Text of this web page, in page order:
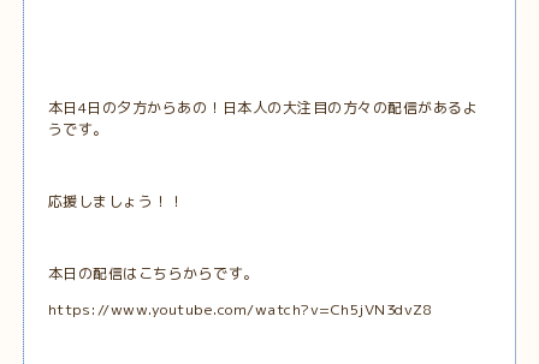
本日4日の夕方からあの！日本人の大注目の方々の配信があるよ
うです。
応援しましょう！！
本日の配信はこちらからです。
https://www.youtube.com/watch?v=Ch5jVN3dvZ8